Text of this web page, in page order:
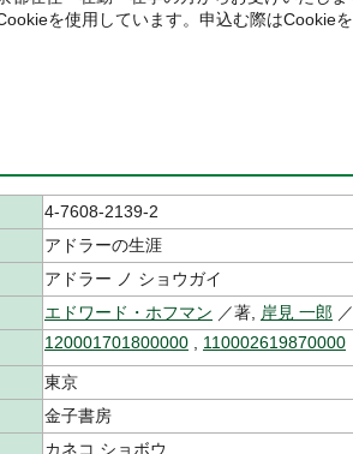
を使用しています。申込む際はCookie
4-7608-2139-2
アドラーの生涯
アドラー ノ ショウガイ
エドワード・ホフマン ／著, 岸見 一郎
120001701800000 110002619870000
東京
金子書房
カネコ ショボウ